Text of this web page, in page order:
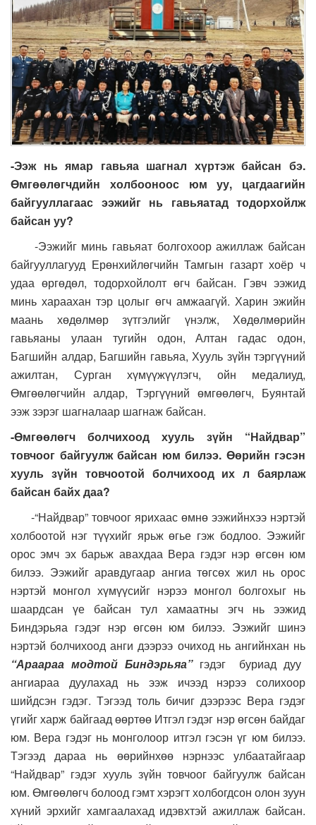
-Ээж нь ямар гавьяа шагнал хүртэж байсан бэ.
Өмгөөлөгчдийн холбооноос юм уу, цагдаагийн
байгууллагаас ээжийг нь гавьяатад тодорхойлж
байсан уу?
-Ээжийг минь гавьяат болгохоор ажиллаж байсан
байгууллагууд Ерөнхийлөгчийн Тамгын газарт хоёр ч
удаа өргөдөл, тодорхойлолт өгч байсан. Гэвч ээжид
минь хараахан тэр цолыг өгч амжаагүй. Харин эжийн
маань хөдөлмөр зүтгэлийг үнэлж, Хөдөлмөрийн
гавьяаны улаан тугийн одон, Алтан гадас одон,
Багшийн алдар, Багшийн гавьяа, Хууль зүйн тэргүүний
ажилтан, Сурган хүмүүжүүлэгч, ойн медалиуд,
Өмгөөлөгчийн алдар, Тэргүүний өмгөөлөгч, Буянтай
ээж зэрэг шагналаар шагнаж байсан.
-Өмгөөлөгч болчихоод хууль зүйн “Найдвар”
товчоог байгуулж байсан юм билээ. Өөрийн гэсэн
хууль зүйн товчоотой болчихоод их л баярлаж
байсан байх даа?
-“Найдвар” товчоог ярихаас өмнө ээжийнхээ нэртэй
холбоотой нэг түүхийг ярьж өгье гэж бодлоо. Ээжийг
орос эмч эх барьж авахдаа Вера гэдэг нэр өгсөн юм
билээ. Ээжийг аравдугаар ангиа төгсөх жил нь орос
нэртэй монгол хүмүүсийг нэрээ монгол болгохыг нь
шаардсан үе байсан тул хамаатны эгч нь ээжид
Биндэрьяа гэдэг нэр өгсөн юм билээ. Ээжийг шинэ
нэртэй болчихоод анги дээрээ очиход нь ангийнхан нь
“Араараа модтой Биндэрьяа” гэдэг буриад дуу
ангиараа дуулахад нь ээж ичээд нэрээ солихоор
шийдсэн гэдэг. Тэгээд толь бичиг дээрээс Вера гэдэг
үгийг харж байгаад өөртөө Итгэл гэдэг нэр өгсөн байдаг
юм. Вера гэдэг нь монголоор итгэл гэсэн үг юм билээ.
Тэгээд дараа нь өөрийнхөө нэрнээс улбаатайгаар
“Найдвар” гэдэг хууль зүйн товчоог байгуулж байсан
юм. Өмгөөлөгч болоод гэмт хэрэгт холбогдсон олон зуун
хүний эрхийг хамгаалахад идэвхтэй ажиллаж байсан.